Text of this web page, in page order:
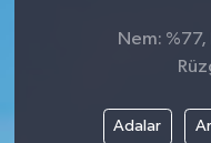
Nem: %77,
Adalar
KADIN-AİLE